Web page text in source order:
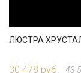
ЛЮСТРА
30 478 руб. 43